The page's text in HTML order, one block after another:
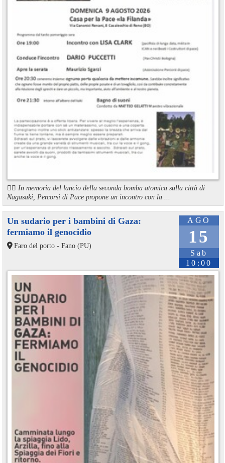
🏳️‍🌈 In memoria del lancio della seconda bomba atomica sulla città di
Nagasaki, Percorsi di Pace propone un incontro con la ...
AGO
15
Sab
10:00
Un sudario per i bambini di Gaza:
fermiamo il genocidio
Faro del porto - Fano (PU)